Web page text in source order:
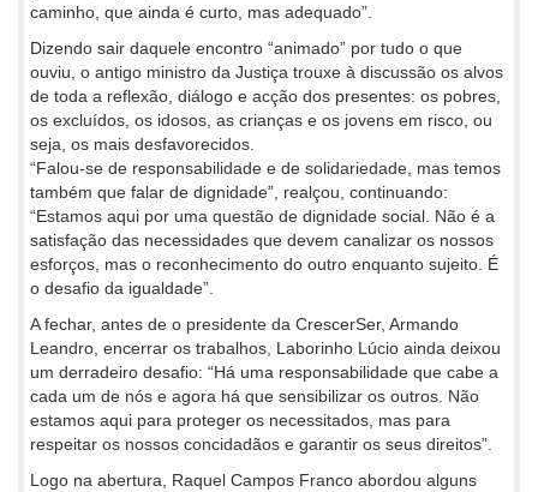
caminho, que ainda é curto, mas adequado”.
Dizendo sair daquele encontro “animado” por tudo o que
ouviu, o antigo ministro da Justiça trouxe à discussão os alvos
de toda a reflexão, diálogo e acção dos presentes: os pobres,
os excluídos, os idosos, as crianças e os jovens em risco, ou
seja, os mais desfavorecidos.
“Falou-se de responsabilidade e de solidariedade, mas temos
também que falar de dignidade”, realçou, continuando:
“Estamos aqui por uma questão de dignidade social. Não é a
satisfação das necessidades que devem canalizar os nossos
esforços, mas o reconhecimento do outro enquanto sujeito. É
o desafio da igualdade”.
A fechar, antes de o presidente da CrescerSer, Armando
Leandro, encerrar os trabalhos, Laborinho Lúcio ainda deixou
um derradeiro desafio: “Há uma responsabilidade que cabe a
cada um de nós e agora há que sensibilizar os outros. Não
estamos aqui para proteger os necessitados, mas para
respeitar os nossos concidadãos e garantir os seus direitos”.
Logo na abertura, Raquel Campos Franco abordou alguns